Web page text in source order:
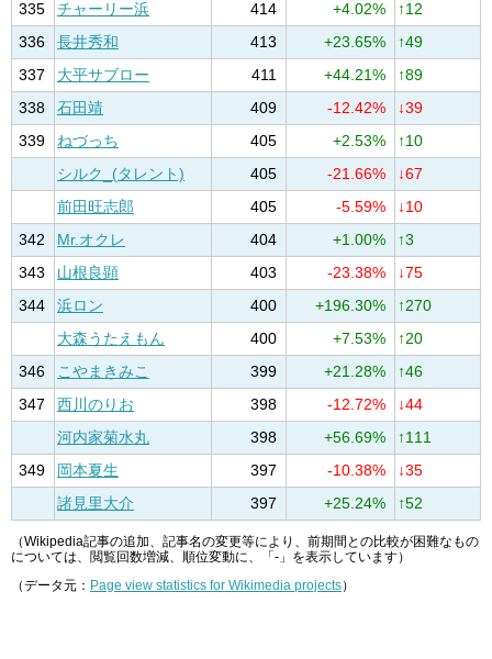
335
チャーリー浜 414 +4.02%
↑12
336
長井秀和 413 +23.65%
↑49
337
大平サブロー 411 +44.21%
↑89
338
石田靖 409 -12.42%
↓39
339
ねづっち 405 +2.53%
↑10
シルク_(タレント)
405 -21.66%
↓67
前田旺志郎
405 -5.59%
↓10
342
Mr.オクレ 404 +1.00%
↑3
343
山根良顕 403 -23.38%
↓75
344
浜ロン 400 +196.30%
↑270
大森うたえもん
400 +7.53%
↑20
346
こやまきみこ 399 +21.28%
↑46
347
西川のりお 398 -12.72%
↓44
河内家菊水丸
398 +56.69%
↑111
349
岡本夏生 397 -10.38%
↓35
諸見里大介
397 +25.24% ↑52
（Wikipedia記事の追加、記事名の変更等により、前期間との比較が困難なもの
については、閲覧回数増減、順位変動に、「-」を表示しています）
（データ元： Page view statistics for Wikimedia projects）